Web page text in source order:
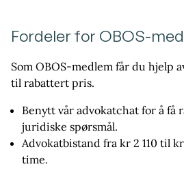
Fordeler for OBOS-
Som OBOS-medlem får du hjelp
til rabattert pris.
Benytt vår advokatchat for å få
juridiske spørsmål.
Advokatbistand fra kr 2 110 til
time.